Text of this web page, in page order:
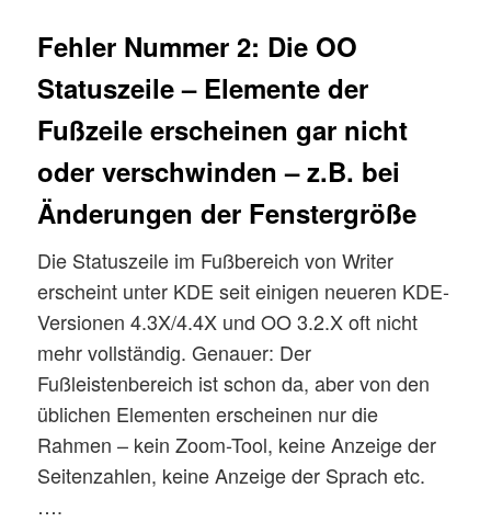
Fehler Nummer 2: Die OO
Statuszeile – Elemente der
Fußzeile erscheinen gar nicht
oder verschwinden – z.B. bei
Änderungen der Fenstergröße
Die Statuszeile im Fußbereich von Writer
erscheint unter KDE seit einigen neueren KDE-
Versionen 4.3X/4.4X und OO 3.2.X oft nicht
mehr vollständig. Genauer: Der
Fußleistenbereich ist schon da, aber von den
üblichen Elementen erscheinen nur die
Rahmen – kein Zoom-Tool, keine Anzeige der
Seitenzahlen, keine Anzeige der Sprach etc.
….